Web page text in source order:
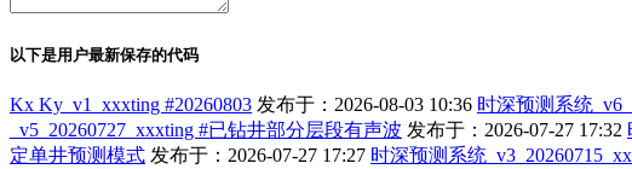
以下是用户最新保存的代码
Kx Ky_v1_xxxting #20260803 发布于：2026-08-03 10:36 时深预测系统
_v5_20260727_xxxting #已钻井部分层段有声波 发布于：2026-07-27 17:32
定单井预测模式 发布于：2026-07-27 17:27 时深预测系统